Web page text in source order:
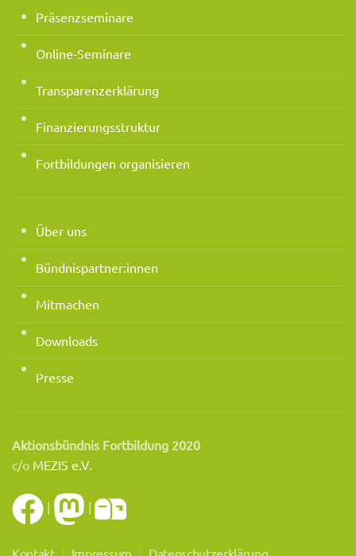
Präsenzseminare
Online-Seminare
Transparenzerklärung
Finanzierungsstruktur
Fortbildungen organisieren
Über uns
Bündnispartner:innen
Mitmachen
Downloads
Presse
Aktionsbündnis Fortbildung 2020
c/o MEZIS e.V.
| |
Kontakt Impressum Datenschutzerklärung